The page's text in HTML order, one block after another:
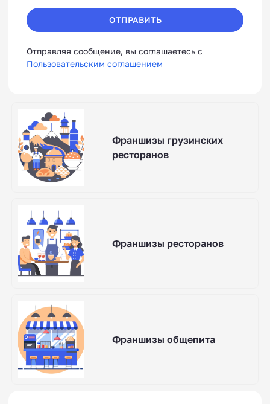
ОТПРАВИТЬ
Отправляя сообщение, вы соглашаетесь с
Пользовательским соглашением
Франшизы грузинских
ресторанов
Франшизы ресторанов
Франшизы общепита